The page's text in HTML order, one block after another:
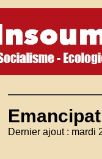
Dernier ajout : mardi